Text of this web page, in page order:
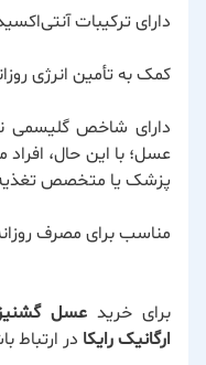
دارای ترکیبات
کمک به تأمین انرژی
دارای شاخص گلیسمی
عسل؛ با این حال، افراد
پزشک یا متخصص
مناسب برای مصرف
برای خرید عسل
ارگانیک رایکا در ارتباط